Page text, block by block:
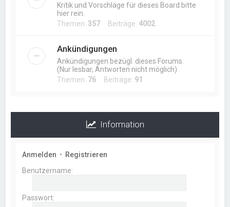
Kritik und Vorschläge für dieses Board bitte
hier rein.
Themen: 357Beiträge:4002
Ankündigungen
Ankündigungen bezügl. dieses Forums.
(Nur lesbar, Antworten nicht möglich)
Themen: 76 Beiträge: 91
Information
Anmelden • Registrieren
Benutzername:
Passwort: